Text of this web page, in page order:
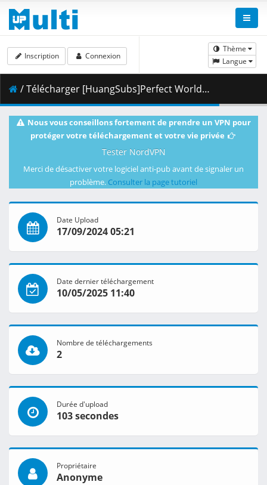
Thème
Langue
Inscription Connexion
/ Télécharger [HuangSubs]Perfect World_Embers of Fire_Part2 [1080p].mkv.002 ( 374.76 MB )
Nous vous conseillons fortement de prendre un VPN pour
protéger votre téléchargement et votre vie privée
Tester NordVPN
Merci de désactiver votre logiciel anti-pub avant de signaler un
problème. Consulter la page tutoriel
Date Upload
17/09/2024 05:21
Date dernier téléchargement
10/05/2025 11:40
Nombre de téléchargements
2
Durée d'upload
103 secondes
Propriétaire
Anonyme